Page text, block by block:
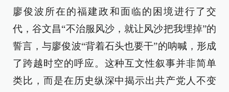
廖俊波所在的福建政和面临的困境进行了交
代，谷文昌“不治服风沙，就让风沙把我埋掉”的
誓言，与廖俊波“背着石头也要干”的呐喊，形成
了跨越时空的呼应。这种互文性叙事并非简单
类比，而是在历史纵深中揭示出共产党人不变